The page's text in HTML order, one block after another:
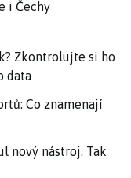
i Čechy
Zkontrolujte si ho
data
Co znamenají
nový nástroj. Tak